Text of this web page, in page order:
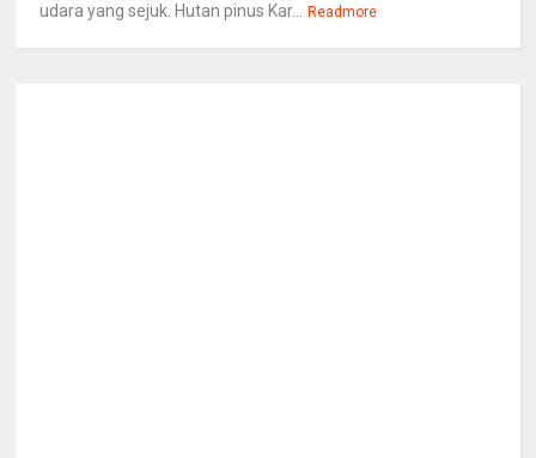
udara yang sejuk. Hutan pinus Kar... Readmore